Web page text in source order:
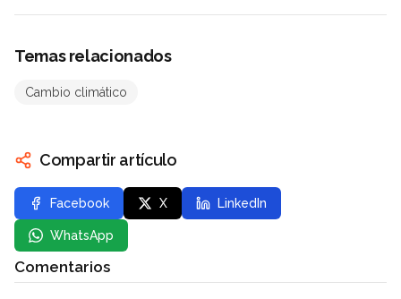
Temas relacionados
Cambio climático
Compartir artículo
Facebook X LinkedIn
WhatsApp
Comentarios